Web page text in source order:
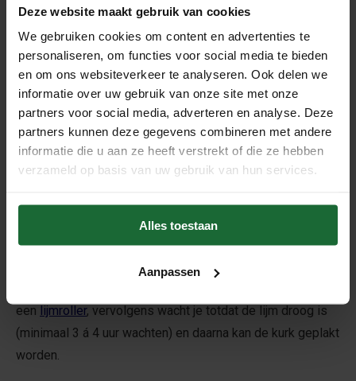
Deze website maakt gebruik van cookies
We gebruiken cookies om content en advertenties te
personaliseren, om functies voor social media te bieden
en om ons websiteverkeer te analyseren. Ook delen we
informatie over uw gebruik van onze site met onze
partners voor social media, adverteren en analyse. Deze
partners kunnen deze gegevens combineren met andere
informatie die u aan ze heeft verstrekt of die ze hebben
verzameld op basis van uw gebruik van hun services.
Alles toestaan
Aanpassen
Wat is voorgelijmd?
De kurk wordt "voorgelijmd" met onze tweezijdige
contactlijm. De kurkrol lijmen wij in onze werkplaats. Dit
scheelt u tijd, ruimte en onnodig veel lijm. De benodigde
lijm voor de muur en een losse lijmroller van 11cm leveren
wij er namelijk bij! Bestel voor het gemak nog een
complete lijmset, dit is voorzien van alle benodigdheden
Makkelijk te bevestigen
Kurk op rol is makkelijk te bevestigen. De meegeleverde
een lijmroller, vervolgens wacht je totdat de lijm droog is
(minimaal 3 á 4 uur wachten) en daarna kan de kurk geplakt
worden.